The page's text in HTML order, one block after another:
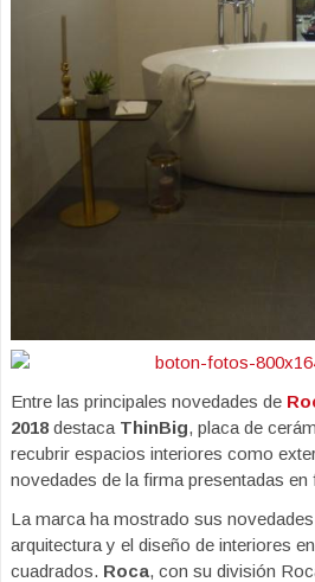
Entre las principales novedades de
2018 destaca ThinBig, placa de
recubrir espacios interiores como
novedades de la firma presentadas en
La marca ha mostrado sus
arquitectura y el diseño de interiores
cuadrados. Roca, con su división